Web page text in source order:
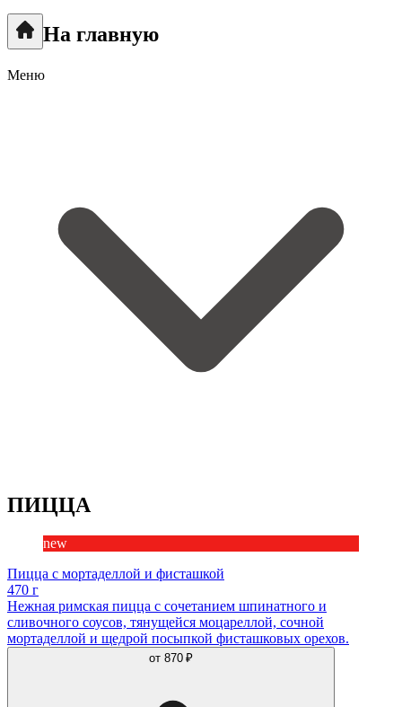
На главную
Меню
ПИЦЦА
new
Пицца с мортаделлой и фисташкой
470 г
Нежная римская пицца с сочетанием шпинатного и
сливочного соусов, тянущейся моцареллой, сочной
мортаделлой и щедрой посыпкой фисташковых орехов.
от 870 ₽